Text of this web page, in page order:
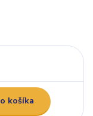
košíka